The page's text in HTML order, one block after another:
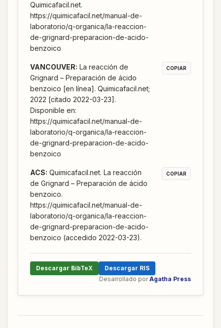
Quimicafacil.net.
https://quimicafacil.net/manual-de-
laboratorio/q-organica/la-reaccion-
de-grignard-preparacion-de-acido-
benzoico
VANCOUVER: La reacción de
Grignard – Preparación de ácido
benzoico [en línea]. Quimicafacil.net;
2022 [citado 2022-03-23].
Disponible en:
https://quimicafacil.net/manual-de-
laboratorio/q-organica/la-reaccion-
de-grignard-preparacion-de-acido-
benzoico
COPIAR
ACS: Quimicafacil.net. La reacción
de Grignard – Preparación de ácido
benzoico.
https://quimicafacil.net/manual-de-
laboratorio/q-organica/la-reaccion-
de-grignard-preparacion-de-acido-
benzoico (accedido 2022-03-23).
COPIAR
Descargar BibTeX
Descargar RIS
Desarrollado por Agatha Press